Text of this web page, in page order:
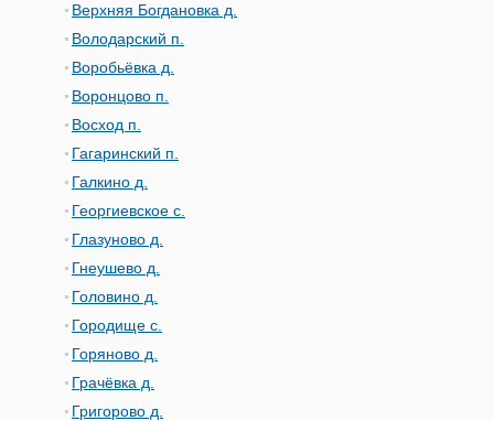
Верхняя Богдановка д.
Володарский п.
Воробьёвка д.
Воронцово п.
Восход п.
Гагаринский п.
Галкино д.
Георгиевское с.
Глазуново д.
Гнеушево д.
Головино д.
Городище с.
Горяново д.
Грачёвка д.
Григорово д.